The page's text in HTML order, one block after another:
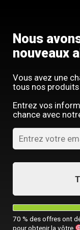
contenu
ACCUEIL / TOUTES
Nous
nouveaux
Vous avez une
tous nos produits
Entrez vos
chance avec
70 % des offres ont
pour obtenir la vôtre